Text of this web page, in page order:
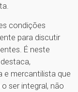
condições
para discutir
É neste
e mercantilista que
ser integral, não